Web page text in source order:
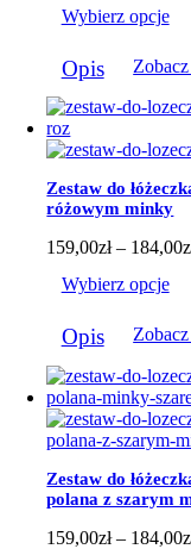
Wybierz opcje
produkt
ma
wiele
wariantów.
Opcje
można
wybrać
na
stronie
Opis
Zestaw do
różowym minky
159,00zł – 184,00
Wybierz opcje
produkt
ma
wiele
wariantów.
Opcje
można
wybrać
na
stronie
produktu
Opis
Zestaw do
polana z szarym
159,00zł – 184,00